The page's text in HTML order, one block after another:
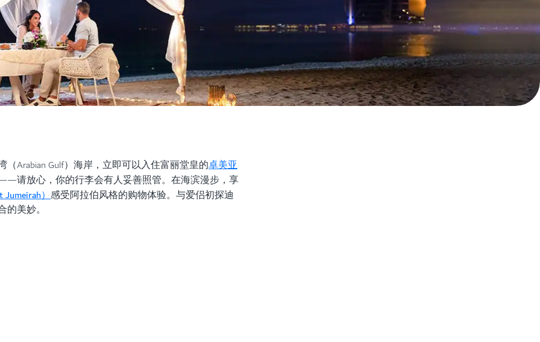
Arabian Gulf）海岸，立即可以入住富丽堂皇的卓美亚
请放心，你的行李会有人妥善照管。在海滨漫步，享
Jumeirah）感受阿拉伯风格的购物体验。与爱侣初探迪
美妙。